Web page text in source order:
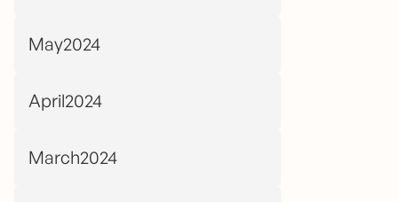
May2024
April2024
March2024